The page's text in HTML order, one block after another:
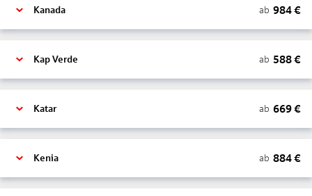
Kanada ab 984€
Kap Verde ab 588€
Katar ab 669€
Kenia ab 884€